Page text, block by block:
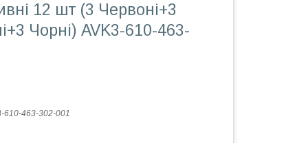
12 шт (3 Червоні+3
Чорні) AVK3-610-463-
610-463-302-001